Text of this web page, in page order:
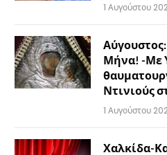
1 Αυγούστου
Μήνα! -Με
Ντινιούς
1 Αυγούστου
Χαλκίδα-